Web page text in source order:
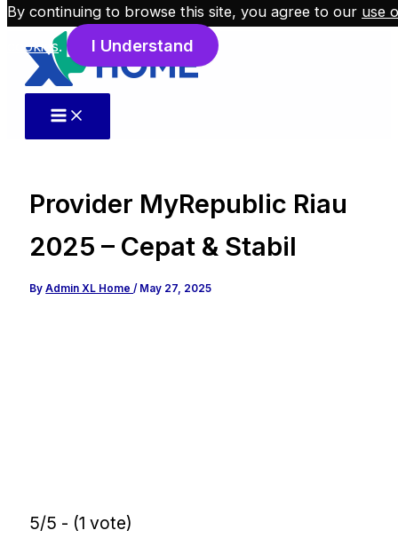
Skip to content
Provider MyRepublic Riau
2025 – Cepat & Stabil
ByAdmin XL Home/ May 27, 2025
5/5 - (1 vote)
By continuing to browse this site, you agree to our use
cookies. I Understand